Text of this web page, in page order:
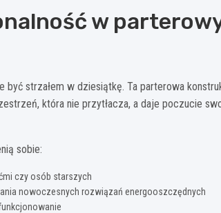
w
strzałem w dziesiątkę. Ta parterowa
która nie przytłacza, a daje poczucie
sobie:
czy osób starszych
nowoczesnych rozwiązań energooszczędnych